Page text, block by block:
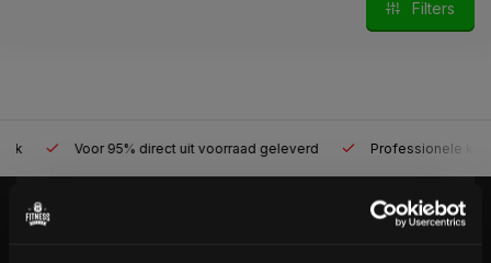
Filters
Voor 95% direct uit voorraad geleverd Professionele
KLANTENSERVICE